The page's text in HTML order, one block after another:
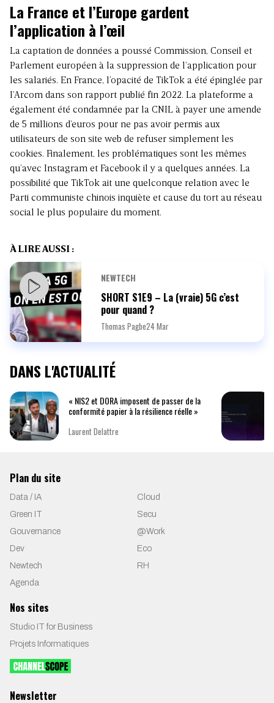
La France et l’Europe gardent
l’application à l’œil
La captation de données a poussé Commission, Conseil et
Parlement européen à la suppression de l’application pour
les salariés. En France, l’opacité de TikTok a été épinglée par
l’Arcom dans son rapport publié fin 2022. La plateforme a
également été condamnée par la CNIL à payer une amende
de 5 millions d’euros pour ne pas avoir permis aux
utilisateurs de son site web de refuser simplement les
cookies. Finalement, les problématiques sont les mêmes
qu’avec Instagram et Facebook il y a quelques années. La
possibilité que TikTok ait une quelconque relation avec le
Parti communiste chinois inquiète et cause du tort au réseau
social le plus populaire du moment.
À LIRE AUSSI :
NEWTECH
SHORT S1E9 – La (vraie) 5G c’est
pour quand ?
Thomas Pagbe24 Mar
DANS L'ACTUALITÉ
« NIS2 et DORA imposent de passer de la
conformité papier à la résilience réelle »
Laurent Delattre
Plan du site
Data / IA
Cloud
Green IT
Secu
Gouvernance
@Work
Dev
Eco
Newtech
RH
Agenda
Nos sites
Studio IT for Business
Projets Informatiques
Newsletter